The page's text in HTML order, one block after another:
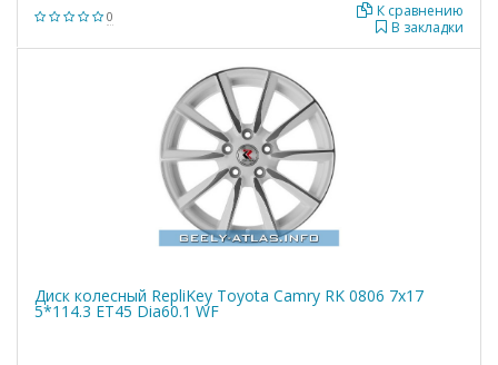
0
В закладки
К сравнению
Диск колесный RepliKey Toyota Camry RK 0806 7x17
5*114.3 ET45 Dia60.1 WF